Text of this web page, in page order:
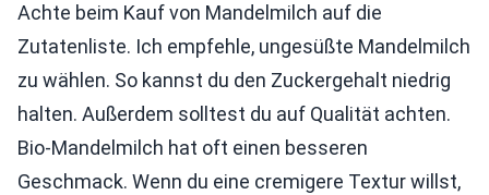
Achte beim Kauf von Mandelmilch auf die
Zutatenliste. Ich empfehle, ungesüßte Mandelmilch
zu wählen. So kannst du den Zuckergehalt niedrig
halten. Außerdem solltest du auf Qualität achten.
Bio-Mandelmilch hat oft einen besseren
Geschmack. Wenn du eine cremigere Textur willst,